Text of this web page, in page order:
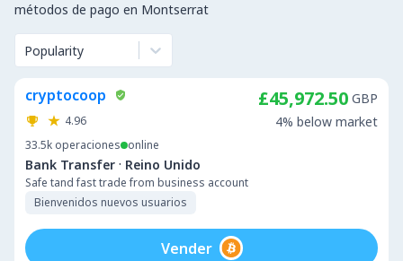
métodos de pago en Montserrat
Popularity
cryptocoop
4.96
33.5k operaciones online
Bank Transfer · Reino Unido
Safe tand fast trade from business account
Bienvenidos nuevos usuarios
£45,972.50 GBP
4% below market
Vender